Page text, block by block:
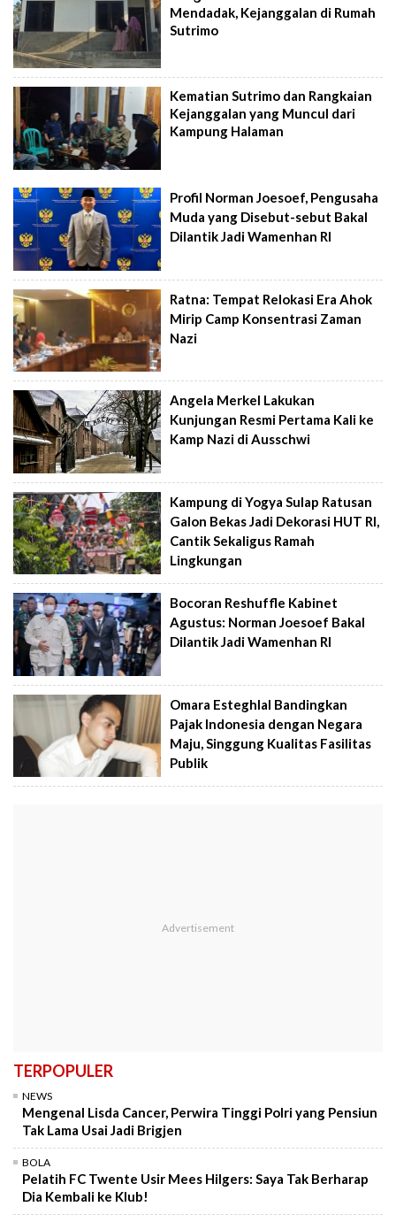
Mendadak, Kejanggalan di Rumah
Sutrimo
Kematian Sutrimo dan Rangkaian
Kejanggalan yang Muncul dari
Kampung Halaman
Profil Norman Joesoef, Pengusaha
Muda yang Disebut-sebut Bakal
Dilantik Jadi Wamenhan RI
Ratna: Tempat Relokasi Era Ahok
Mirip Camp Konsentrasi Zaman
Nazi
Angela Merkel Lakukan
Kunjungan Resmi Pertama Kali ke
Kamp Nazi di Ausschwi
Kampung di Yogya Sulap Ratusan
Galon Bekas Jadi Dekorasi HUT RI,
Cantik Sekaligus Ramah
Lingkungan
Bocoran Reshuffle Kabinet
Agustus: Norman Joesoef Bakal
Dilantik Jadi Wamenhan RI
Omara Esteghlal Bandingkan
Pajak Indonesia dengan Negara
Maju, Singgung Kualitas Fasilitas
Publik
TERPOPULER
NEWS
Mengenal Lisda Cancer, Perwira Tinggi Polri yang Pensiun
Tak Lama Usai Jadi Brigjen
BOLA
Pelatih FC Twente Usir Mees Hilgers: Saya Tak Berharap
Dia Kembali ke Klub!